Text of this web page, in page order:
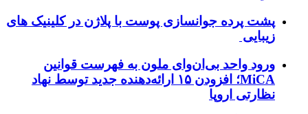
پشت پرده جوانسازی پوست با پلاژن در کلینیک های
زیبایی
ورود واحد بی‌ان‌وای ملون به فهرست قوانین
MiCA؛ افزودن ۱۵ ارائه‌دهنده جدید توسط نهاد
نظارتی اروپا